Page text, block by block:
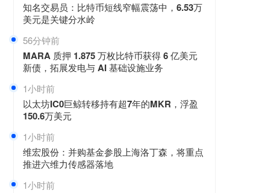
知名交易员：比特币短线窄幅震荡中，6.53万
美元是关键分水岭
57分钟前
MARA 质押 1.875 万枚比特币获得 6 亿美元
新债，拓展发电与 AI 基础设施业务
1小时前
以太坊IC0巨鲸转移持有超7年的MKR，浮盈
150.6万美元
1小时前
维宏股份：并购基金参股上海洛丁森，将重点
推进六维力传感器落地
1小时前